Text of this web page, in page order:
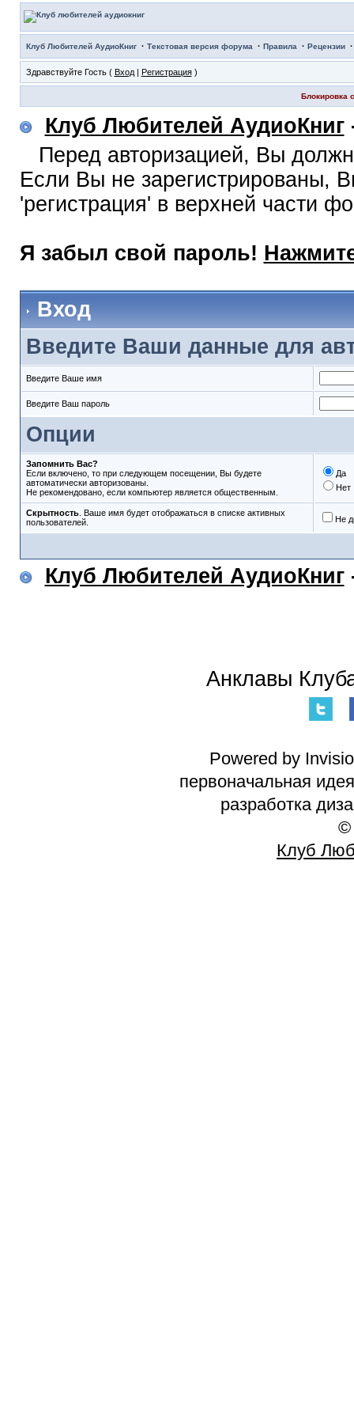
Клуб Любителей АудиоКниг· Текстовая версия форума · Правила · Рецензии
Здравствуйте Гость ( Вход| Регистрация)
Блокировка
Клуб Любителей АудиоКниг
Перед авторизацией, Вы
Если Вы не зарегистрированы,
'регистрация' в верхней части
Я забыл свой пароль!
Вход
Введите Ваши данные для
Введите Ваше имя
Введите Ваш пароль
Опции
Запомнить Вас?
Если включено, то при следующем посещении, Вы будете
автоматически авторизованы.
Не рекомендовано, если компьютер является общественным.
Да
Нет
Скрытность. Ваше имя будет отображаться в списке активных
пользователей.
Не
Клуб Любителей АудиоКниг
Анклавы
Powered by
первоначальная
разработка
©
Клуб